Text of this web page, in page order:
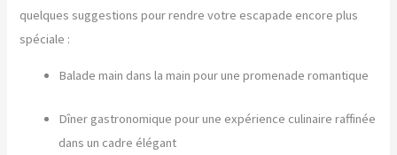
quelques suggestions pour rendre votre escapade encore plus
spéciale :
Balade main dans la main pour une promenade romantique
Dîner gastronomique pour une expérience culinaire raffinée
dans un cadre élégant